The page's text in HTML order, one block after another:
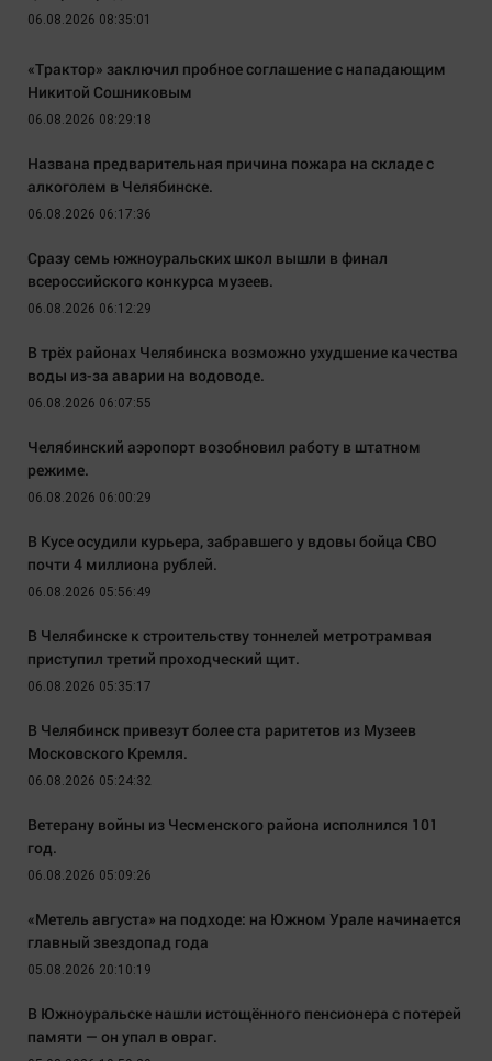
06.08.2026 08:35:01
«Трактор» заключил пробное соглашение с нападающим
Никитой Сошниковым
06.08.2026 08:29:18
Названа предварительная причина пожара на складе с
алкоголем в Челябинске.
06.08.2026 06:17:36
Сразу семь южноуральских школ вышли в финал
всероссийского конкурса музеев.
06.08.2026 06:12:29
В трёх районах Челябинска возможно ухудшение качества
воды из-за аварии на водоводе.
06.08.2026 06:07:55
Челябинский аэропорт возобновил работу в штатном
режиме.
06.08.2026 06:00:29
В Кусе осудили курьера, забравшего у вдовы бойца СВО
почти 4 миллиона рублей.
06.08.2026 05:56:49
В Челябинске к строительству тоннелей метротрамвая
приступил третий проходческий щит.
06.08.2026 05:35:17
В Челябинск привезут более ста раритетов из Музеев
Московского Кремля.
06.08.2026 05:24:32
Ветерану войны из Чесменского района исполнился 101
год.
06.08.2026 05:09:26
«Метель августа» на подходе: на Южном Урале начинается
главный звездопад года
05.08.2026 20:10:19
В Южноуральске нашли истощённого пенсионера с потерей
памяти — он упал в овраг.